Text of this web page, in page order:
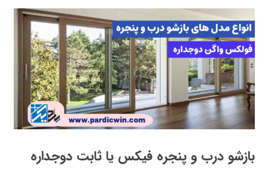
بازشو درب و پنجره فیکس یا ثابت دوجداره